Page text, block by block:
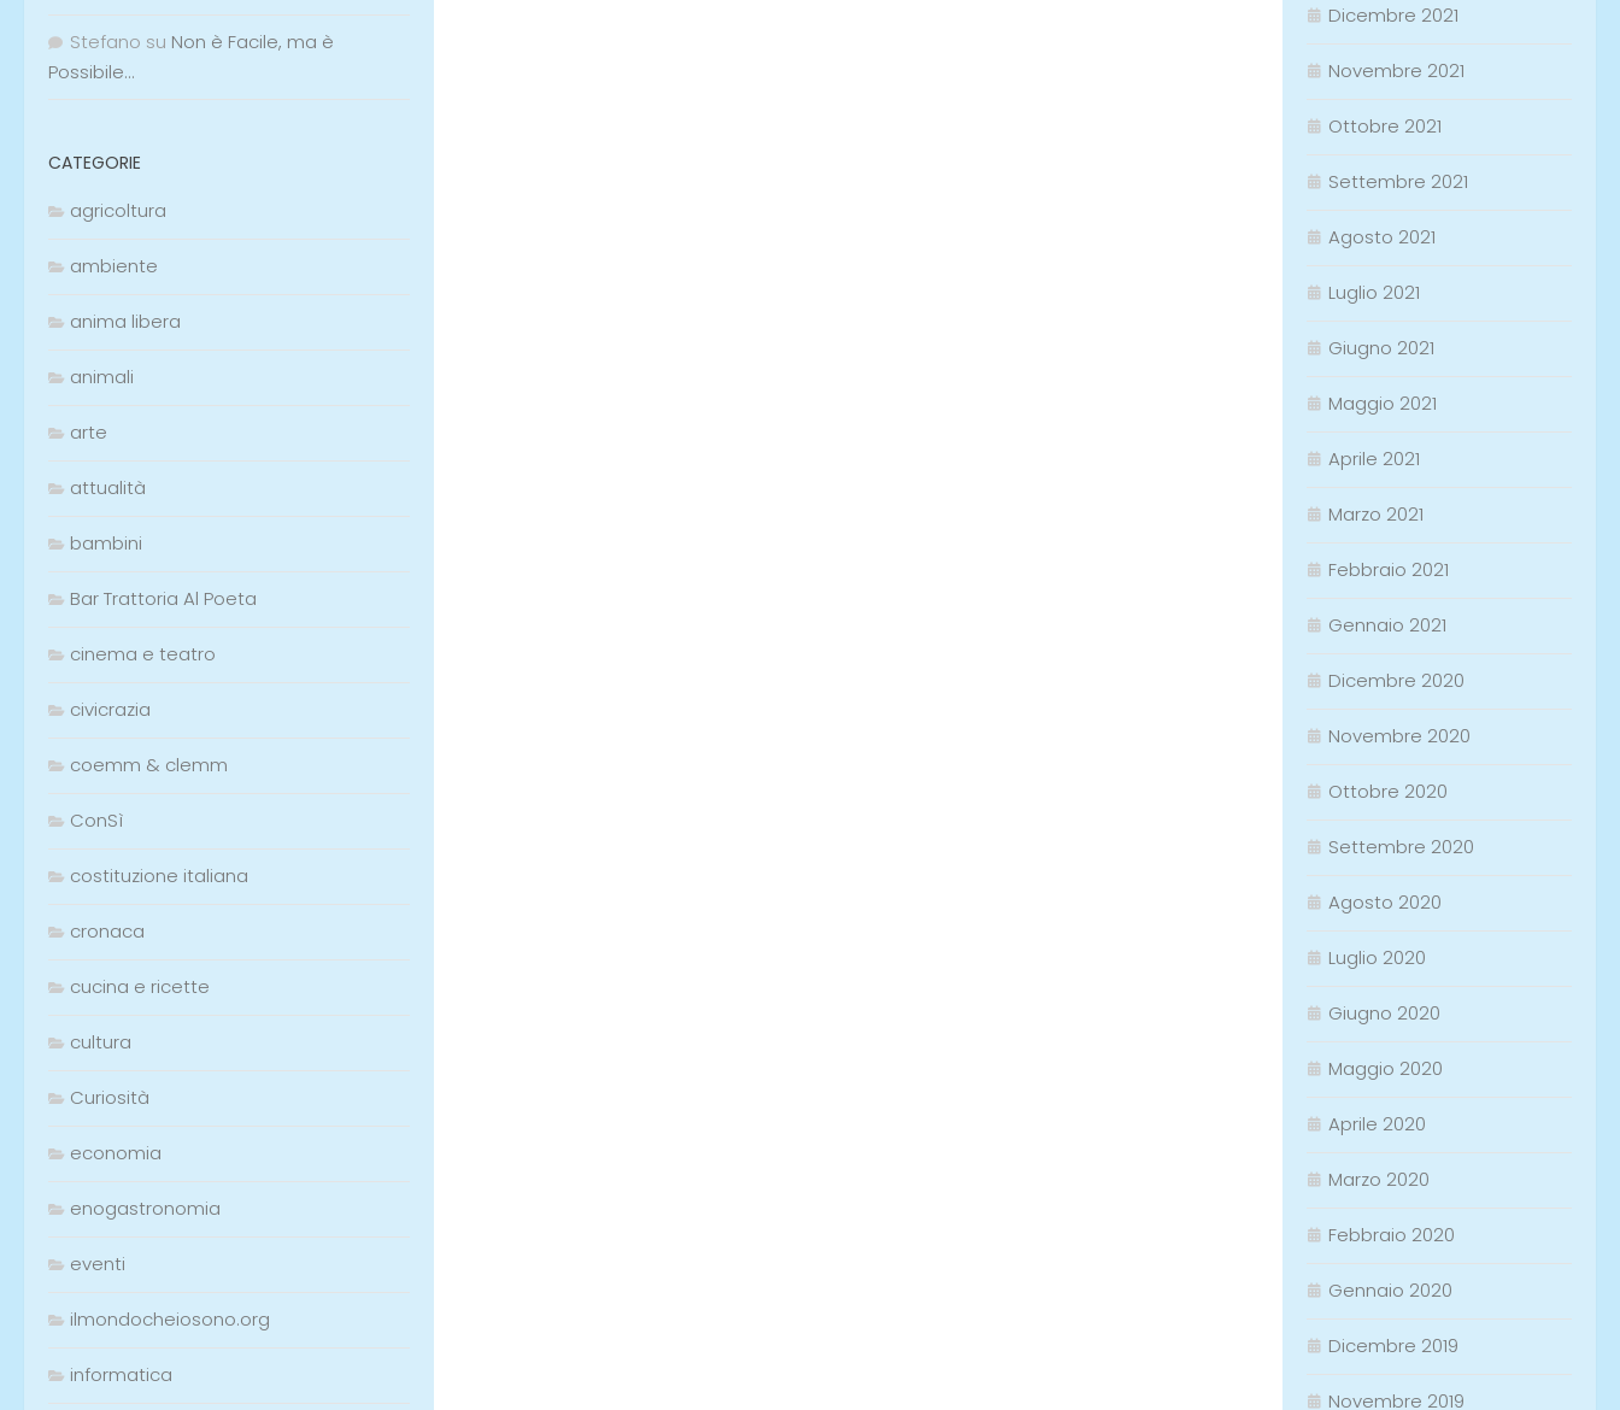
Stefano su Non è Facile, ma è
Possibile…
CATEGORIE
agricoltura
ambiente
anima libera
animali
arte
attualità
bambini
Bar Trattoria Al Poeta
cinema e teatro
civicrazia
coemm & clemm
ConSì
costituzione italiana
cronaca
cucina e ricette
cultura
Curiosità
economia
enogastronomia
eventi
ilmondocheiosono.org
informatica
Dicembre 2021
Novembre 2021
Ottobre 2021
Settembre 2021
Agosto 2021
Luglio 2021
Giugno 2021
Maggio 2021
Aprile 2021
Marzo 2021
Febbraio 2021
Gennaio 2021
Dicembre 2020
Novembre 2020
Ottobre 2020
Settembre 2020
Agosto 2020
Luglio 2020
Giugno 2020
Maggio 2020
Aprile 2020
Marzo 2020
Febbraio 2020
Gennaio 2020
Dicembre 2019
Novembre 2019